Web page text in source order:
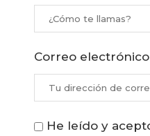
Correo electrónico
He leído y